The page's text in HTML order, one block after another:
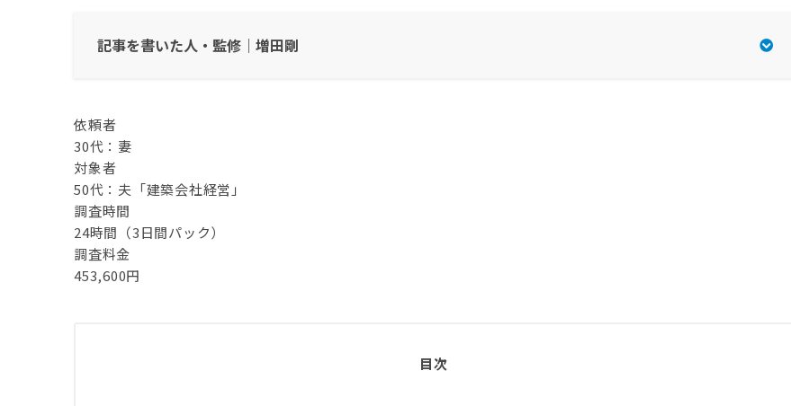
記事を書いた人・監修｜増田剛
タンナビ（探偵ナビ）
依頼者
30代：妻
対象者
50代：夫「建築会社経営」
調査時間
24時間（3日間パック）
調査料金
453,600円
目次